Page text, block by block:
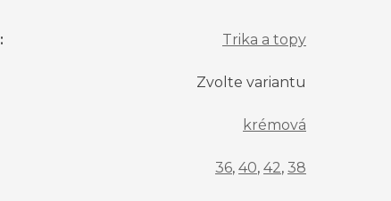
: Trika a topy
Zvolte variantu
krémová
36, 40, 42, 38